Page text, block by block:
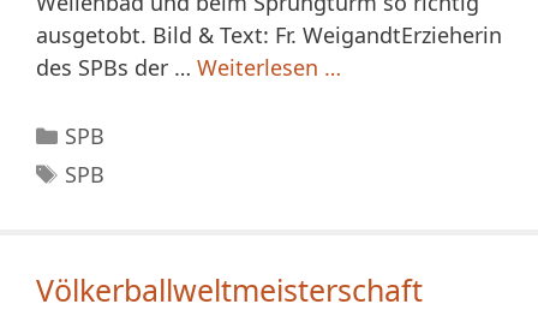
ausgetobt. Bild & Text: Fr. WeigandtErzieherin
des SPBs der … Weiterlesen …
Kategorien
SPB
Schlagwörter
SPB
Völkerballweltmeisterschaft